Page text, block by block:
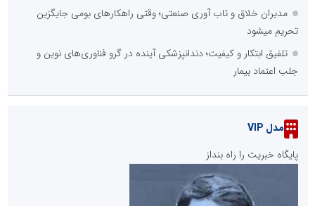
مدیران خلاق و تاب آوری صنعتی؛ وقتی راهکارهای بومی جایگزین
تحریم میشود
تلفیق ابتکار و کیفیت؛ دندانپزشکی آینده در گرو فناوری‌های نوین و
جلب اعتماد بیمار
مدل VIP
پایگاه خبریت را راه بنداز